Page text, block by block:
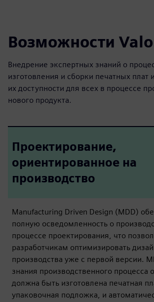
Возможности
Внедрение экспертных знаний о
изготовления и сборки печатных плат
их доступности для всех в процессе
нового продукта.
Проектирование,
ориентированное на
производство
Manufacturing Driven Design (MDD)
полную осведомленность о
процессе проектирования, что
разработчикам оптимизировать
производства уже с первой версии.
знания производственного процесса
должна быть изготовлена печатная
упаковочная подложка, и